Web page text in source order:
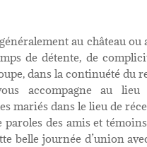
au château ou
de détente, de
dans la continuété du
accompagne au lieu
mariés dans le lieu de
paroles des amis et
belle journée d’union